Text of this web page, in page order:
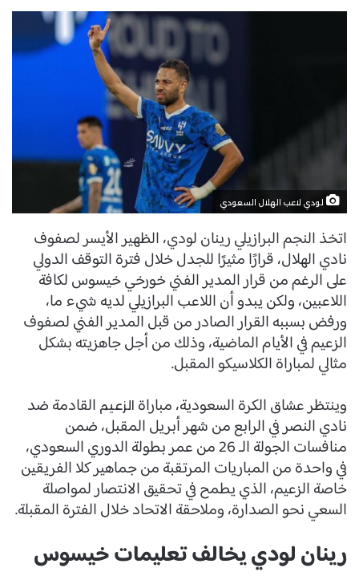
لودي لاعب الهلال السعودي
اتخذ النجم البرازيلي رينان لودي، الظهير الأيسر لصفوف
نادي الهلال، قرارًا مثيرًا للجدل خلال فترة التوقف الدولي
على الرغم من قرار المدير الفني خورخي خيسوس لكافة
اللاعبين، ولكن يبدو أن اللاعب البرازيلي لديه شيء ما،
ورفض بسببه القرار الصادر من قبل المدير الفني لصفوف
الزعيم في الأيام الماضية، وذلك من أجل جاهزيته بشكل
مثالي لمباراة الكلاسيكو المقبل.
وينتظر عشاق الكرة السعودية، مباراة الزعيم القادمة ضد
نادي النصر في الرابع من شهر أبريل المقبل، ضمن
منافسات الجولة الـ 26 من عمر بطولة الدوري السعودي،
في واحدة من المباريات المرتقبة من جماهير كلا الفريقين
خاصة الزعيم، الذي يطمح في تحقيق الانتصار لمواصلة
السعي نحو الصدارة، وملاحقة الاتحاد خلال الفترة المقبلة.
رينان لودي يخالف تعليمات خيسوس